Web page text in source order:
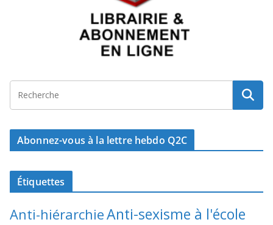
Abonnez-vous à la lettre hebdo Q2C
Étiquettes
Anti-hiérarchieAnti-sexisme à l'école